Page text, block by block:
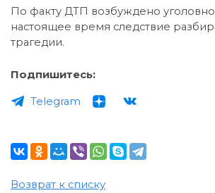
По факту ДТП возбуждено
настоящее время следствие
трагедии.
Подпишитесь:
Telegram
Возврат к списку